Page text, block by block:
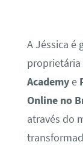
A Jéssica é
proprietária
Academye
Online no
através do